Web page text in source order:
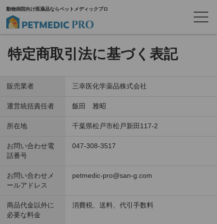
動物病院向け医薬品ならペットメディックプロ
特定商取引法に基づく表記
販売業者 三幸医化学薬品株式会社
運営統括責任者 飯田 雅昭
所在地 千葉県松戸市松戸新田117-2
お問い合わせ電
話番号
047-308-3517
お問い合わせメ
ールアドレス
petmedic-pro@san-g.com
商品代金以外に
必要な料金
消費税、送料、代引手数料